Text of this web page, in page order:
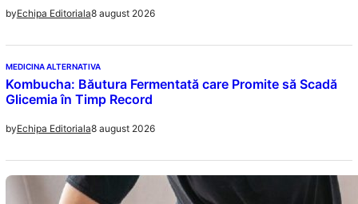
byEchipa Editoriala8 august 2026
MEDICINA ALTERNATIVA
Kombucha: Băutura Fermentată care Promite să Scadă
Glicemia în Timp Record
byEchipa Editoriala8 august 2026